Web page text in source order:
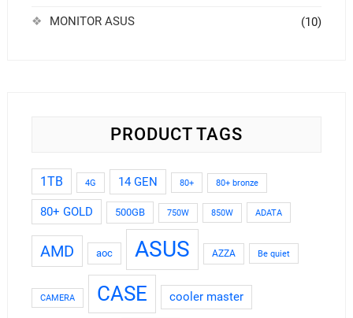
MONITOR ASUS (10)
PRODUCT TAGS
1TB 4G 14 GEN 80+ 80+ bronze
80+ GOLD 500GB 750W 850W ADATA
AMD aoc ASUS AZZA Be quiet
CAMERA CASE cooler master